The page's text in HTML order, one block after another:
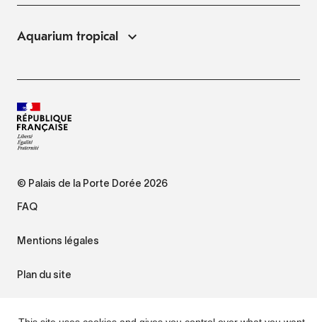
Aquarium tropical
© Palais de la Porte Dorée 2026
FAQ
Mentions légales
Plan du site